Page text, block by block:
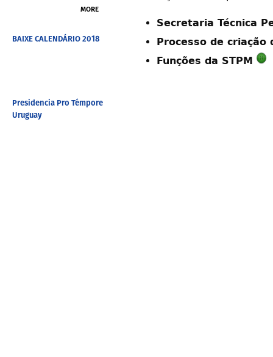
MORE
BAIXE CALENDÁRIO 2018
Presidencia Pro Témpore
Uruguay
Secretaria Técnica
Processo de criação
Funções da STPM